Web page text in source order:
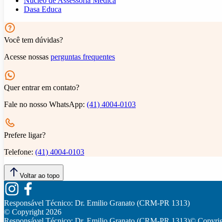
Dasa Educa
Você tem dúvidas?
Acesse nossas perguntas frequentes
Quer entrar em contato?
Fale no nosso WhatsApp: (41) 4004-0103
Prefere ligar?
Telefone: (41) 4004-0103
Voltar ao topo
Responsável Técnico: Dr. Emilio Granato (CRM-PR 1313)
© Copyright 2026